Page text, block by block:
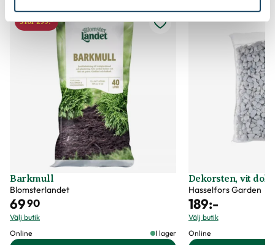
5 för 299:-
Barkmull
Blomsterlandet
6990
Välj butik
Online
I lager
Dekorsten, vit
Hasselfors Garden
189:-
Välj butik
Online